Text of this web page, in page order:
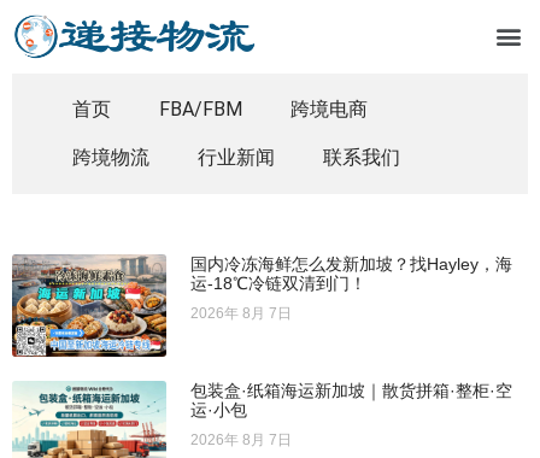
首页 FBA/FBM 跨境电商
跨境物流 行业新闻 联系我们
国内冷冻海鲜怎么发新加坡？找Hayley，海
运-18℃冷链双清到门！
2026年 8月 7日
包装盒·纸箱海运新加坡｜散货拼箱·整柜·空
运·小包
2026年 8月 7日